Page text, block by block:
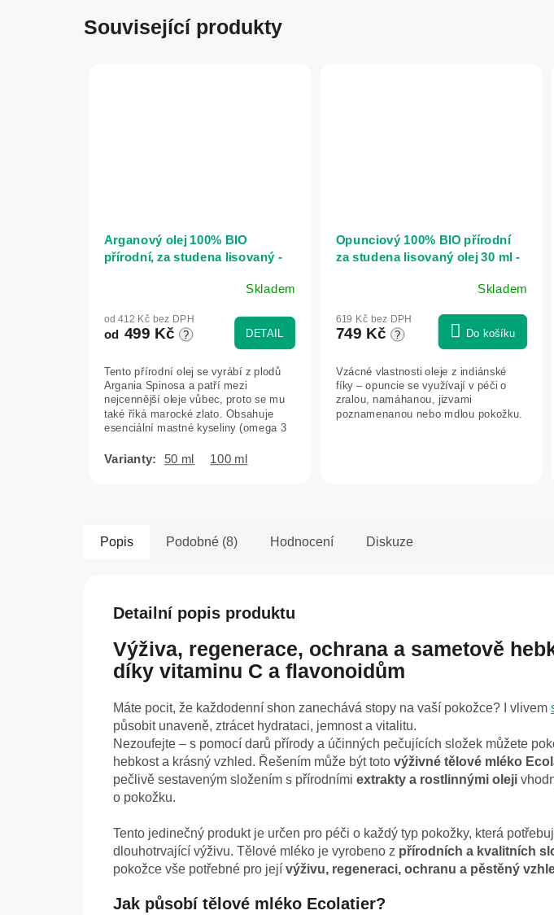
Související produkty
Arganový olej 100% BIO
přírodní, za studena lisovaný -
produktu
je
z
5
hvězdiček.
Skladem
od 412 Kč bez DPH
od 499 Kč ? DETAIL
Tento přírodní olej se vyrábí z plodů
Argania Spinosa a patří mezi
nejcennější oleje vůbec, proto se mu
také říká marocké zlato. Obsahuje
esenciální mastné kyseliny (omega 3
50 ml 100 ml
Opunciový 100% BIO přírodní
za studena lisovaný olej 30 ml -
produktu
je
z
5
hvězdiček.
Skladem
619 Kč bez DPH
749 Kč ? Do košíku
Vzácné vlastnosti oleje z indiánské
fíky – opuncie se využívají v péči o
zralou, namáhanou, jizvami
poznamenanou nebo mdlou pokožku.
Popis Podobné (8) Hodnocení Diskuze
Detailní popis produktu
Výživa, regenerace, ochrana a sametově
díky vitaminu C a flavonoidům
Máte pocit, že každodenní shon zanechává stopy na vaší pokožce? I vlivem
působit unaveně, ztrácet hydrataci, jemnost a vitalitu.
Nezoufejte – s pomocí darů přírody a účinných pečujících složek můžete
hebkost a krásný vzhled. Řešením může být toto výživné tělové mléko
pečlivě sestaveným složením s přírodními extrakty a rostlinnými oleji
o pokožku.
Tento jedinečný produkt je určen pro péči o každý typ pokožky, která
dlouhotrvající výživu. Tělové mléko je vyrobeno z přírodních a kvalitních
pokožce vše potřebné pro její výživu, regeneraci, ochranu a pěstěný
Jak působí tělové mléko Ecolatier?